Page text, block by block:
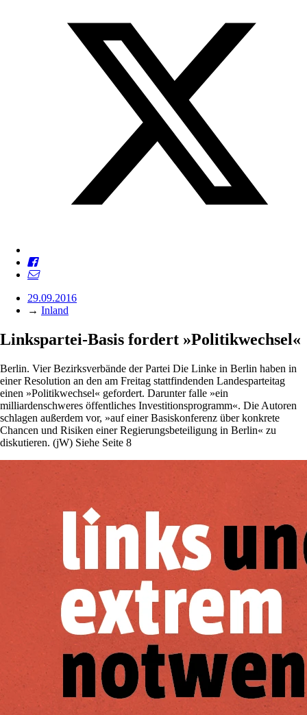
29.09.2016
→ Inland
Linkspartei-Basis fordert »Politikwechsel«
Berlin. Vier Bezirksverbände der Partei Die Linke in Berlin haben in
einer Resolution an den am Freitag stattfindenden Landesparteitag
einen »Politikwechsel« gefordert. Darunter falle »ein
milliardenschweres öffentliches Investitionsprogramm«. Die Autoren
schlagen außerdem vor, »auf einer Basiskonferenz über konkrete
Chancen und Risiken einer Regierungsbeteiligung in Berlin« zu
diskutieren. (jW) Siehe Seite 8